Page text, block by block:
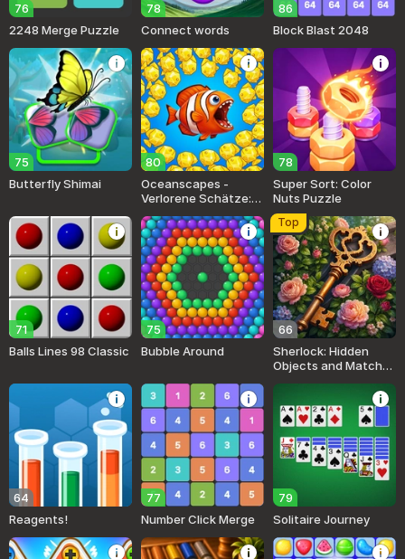
76
2248 Merge Puzzle
78
Connect words
86
Block Blast 2048
75
Butterfly Shimai
80
Oceanscapes -
Verlorene Schätze:
78
Super Sort: Color
Nuts Puzzle
71
Balls Lines 98 Classic
75
Bubble Around
66
Top
Sherlock: Hidden
Objects and Match-3
64
Reagents!
77
Number Click Merge
79
Solitaire Journey